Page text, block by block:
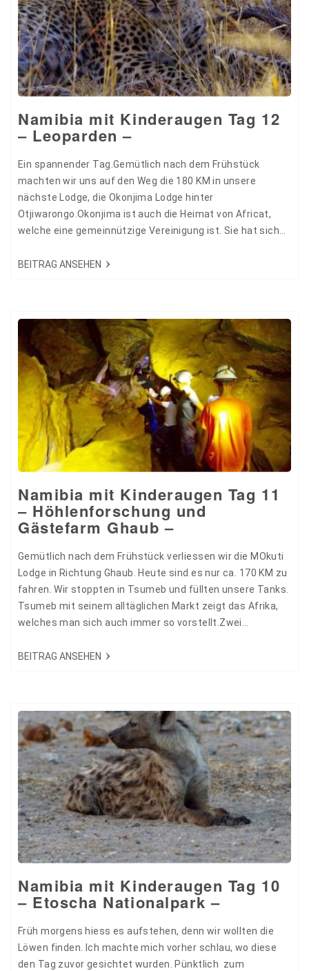
Namibia mit Kinderaugen Tag 12
– Leoparden –
Ein spannender Tag.Gemütlich nach dem Frühstück
machten wir uns auf den Weg die 180 KM in unsere
nächste Lodge, die Okonjima Lodge hinter
Otjiwarongo.Okonjima ist auch die Heimat von Africat,
welche eine gemeinnützige Vereinigung ist. Sie hat sich
Geparden und Leoparden wieder an die freie Wildnis zu
BEITRAG ANSEHEN
Namibia mit Kinderaugen Tag 11
– Höhlenforschung und
Gästefarm Ghaub –
Gemütlich nach dem Frühstück verliessen wir die MOkuti
Lodge in Richtung Ghaub. Heute sind es nur ca. 170 KM zu
fahren. Wir stoppten in Tsumeb und füllten unsere Tanks.
Tsumeb mit seinem alltäglichen Markt zeigt das Afrika,
welches man sich auch immer so vorstellt.Zwei
dann erfolgreich :-) Bereits gegen 1230 erreichten wir
BEITRAG ANSEHEN
Namibia mit Kinderaugen Tag 10
– Etoscha Nationalpark –
Früh morgens hiess es aufstehen, denn wir wollten die
Löwen finden. Ich machte mich vorher schlau, wo diese
den Tag zuvor gesichtet wurden. Pünktlich zum